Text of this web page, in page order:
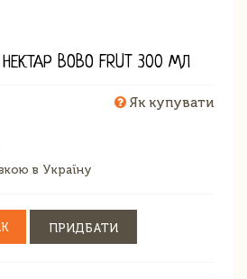
BOBO FRUT 300 МЛ
Як купувати
в Україну
ПРИДБАТИ